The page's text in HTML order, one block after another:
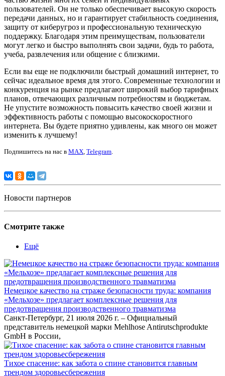
пользователей. Он не только обеспечивает высокую скорость
передачи данных, но и гарантирует стабильность соединения,
защиту от киберугроз и профессиональную техническую
поддержку. Благодаря этим преимуществам, пользователи
могут легко и быстро выполнять свои задачи, будь то работа,
учеба, развлечения или общение с близкими.
Если вы еще не подключили быстрый домашний интернет, то
сейчас идеальное время для этого. Современные технологии и
конкуренция на рынке предлагают широкий выбор тарифных
планов, отвечающих различным потребностям и бюджетам.
Не упустите возможность повысить качество своей жизни и
эффективность работы с помощью высокоскоростного
интернета. Вы будете приятно удивлены, как много он может
изменить к лучшему!
Подпишитесь на нас в MAX Telegram
Новости партнеров
Смотрите также
Ещё
Немецкое качество на страже безопасности труда: компания
«Мельхозе» предлагает комплексные решения для
предотвращения производственного травматизма
Санкт-Петербург, 21 июля 2026 г. – Официальный
представитель немецкой марки Mehlhose Antirutschprodukte
GmbH в России,
Тихое спасение: как забота о спине становится главным
трендом здоровьесбережения